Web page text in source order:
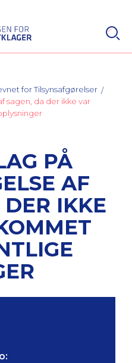
for Tilsynsafgørelser
sagen, da der ikke var
PÅ
AF
IKKE